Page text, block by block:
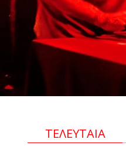
ΤΕΛΕΥΤΑΙΑ